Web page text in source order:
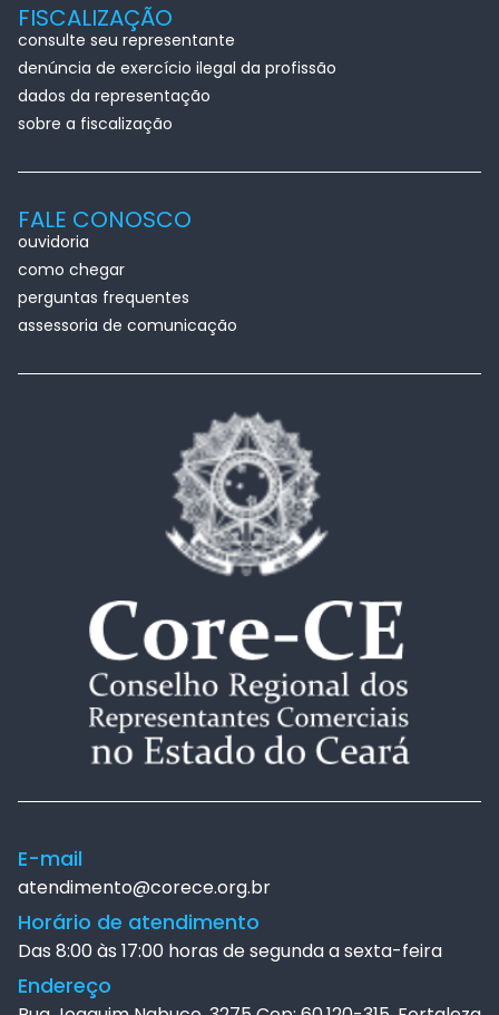
FISCALIZAÇÃO
consulte seu representante
denúncia de exercício ilegal da profissão
dados da representação
sobre a fiscalização
FALE CONOSCO
ouvidoria
como chegar
perguntas frequentes
assessoria de comunicação
E-mail
atendimento@corece.org.br
Horário de atendimento
Das 8:00 às 17:00 horas de segunda a sexta-feira
Endereço